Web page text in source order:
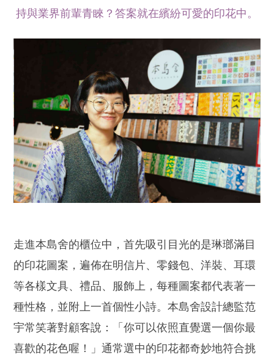
持與業界前輩青睞？答案就在繽紛可愛的印花中。
走進本島舍的櫃位中，首先吸引目光的是琳瑯滿目
的印花圖案，遍佈在明信片、零錢包、洋裝、耳環
等各樣文具、禮品、服飾上，每種圖案都代表著一
種性格，並附上一首個性小詩。本島舍設計總監范
宇常笑著對顧客說：「你可以依照直覺選一個你最
喜歡的花色喔！」通常選中的印花都奇妙地符合挑